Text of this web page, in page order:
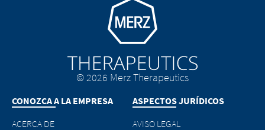
© 2026 Merz Therapeutics
CONOZCA A LA EMPRESA
ACERCA DE
ASPECTOS JURÍDICOS
AVISO LEGAL
CONTINUE TO